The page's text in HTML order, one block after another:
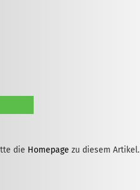
die Homepage zu diesem Artikel.